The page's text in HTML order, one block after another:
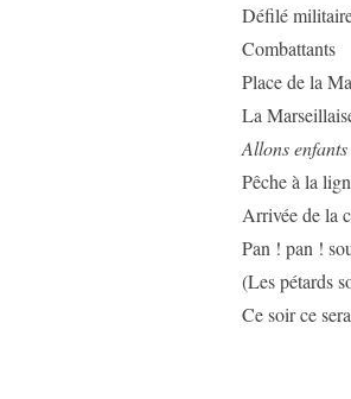
Défilé
Combattants
Place de la
La
Allons
Pêche à la
Arrivée de la
Pan ! pan !
(Les pétards
Ce soir ce